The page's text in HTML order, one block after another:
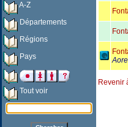
A-Z
Départements
Régions
Pays
Tout voir
Revenir